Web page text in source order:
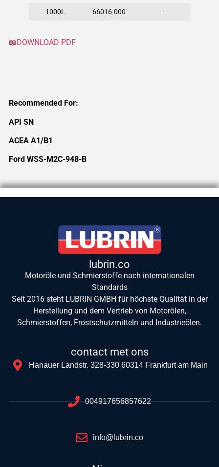
1000L 66016-000 —
📖DOWNLOAD PDF
Recommended For:
API SN
ACEA A1/B1
Ford WSS-M2C-948-B
lubrin.co
Motoröle und Schmierstoffe nach internationalen
Standards
Seit 2016 steht LUBRIN GMBH für höchste Qualität in der
Herstellung und dem Vertrieb von Motorölen,
Schmierstoffen, Frostschutzmitteln und Industrieölen.
contact met ons
Hanauer Landstr. 328-330 60314 Frankfurt am Main
004917656857622
info@lubrin.co